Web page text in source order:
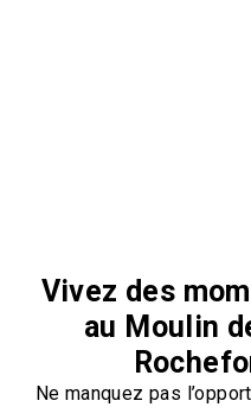
Vivez des
au Moulin
Ne manquez pas